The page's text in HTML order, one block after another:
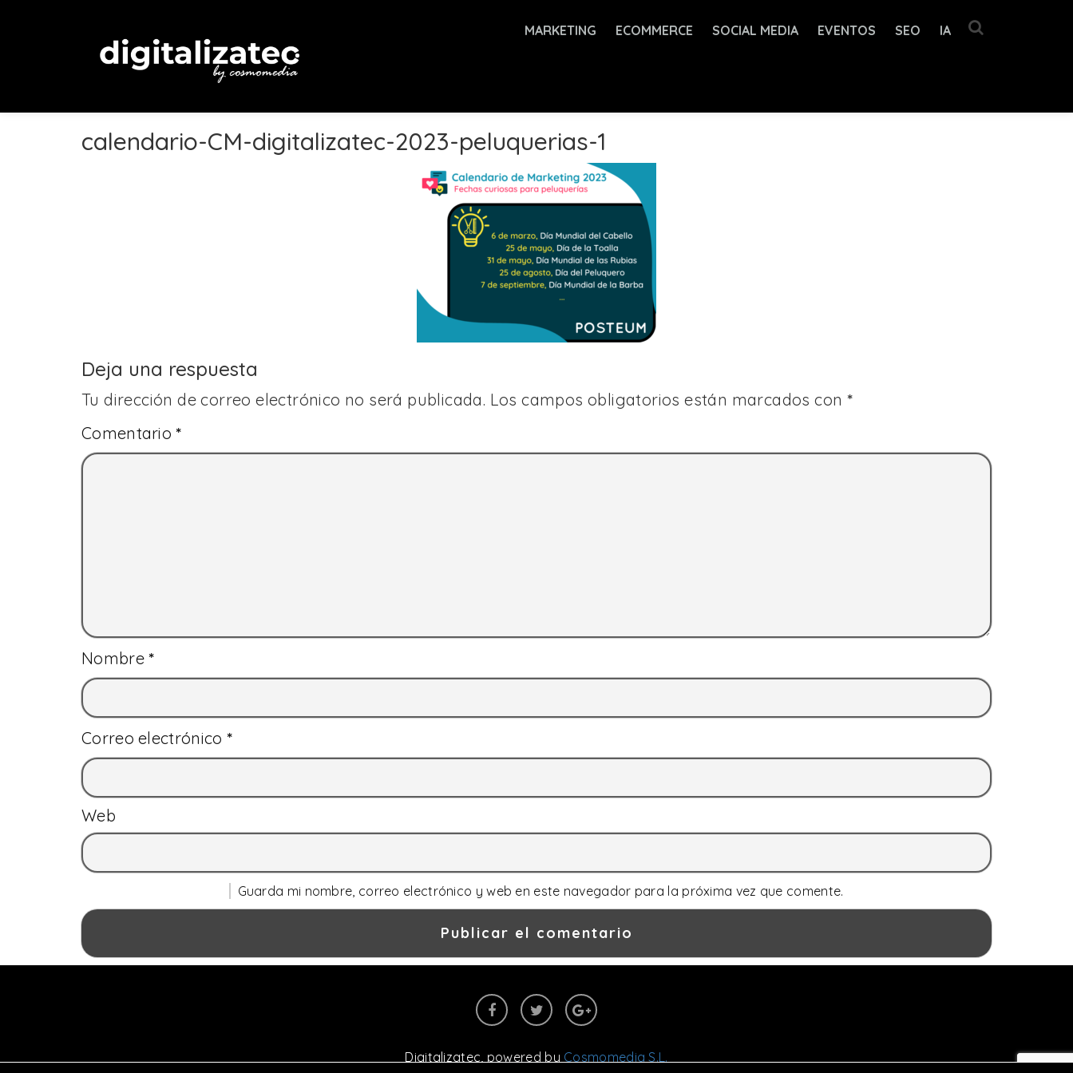
MARKETING ECOMMERCE SOCIAL MEDIA EVENTOS SEO IA
calendario-CM-digitalizatec-2023-peluquerias-1
Deja una respuesta
Tu dirección de correo electrónico no será publicada. Los campos obligatorios están marcados con *
Comentario*
Nombre*
Correo electrónico *
Web
Guarda mi nombre, correo electrónico y web en este navegador para la próxima vez que comente.
Digitalizatec , powered by Cosmomedia S.L.